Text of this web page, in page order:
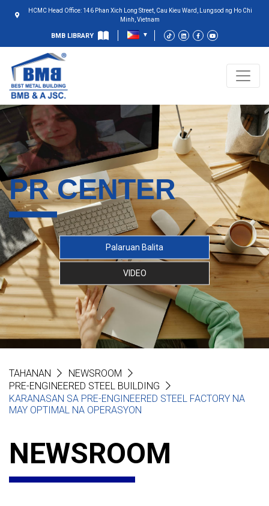
HCMC Head Office: 146 Phan Xich Long Street, Cau Kieu Ward, Lungsod ng Ho Chi
Minh, Vietnam
BMB LIBRARY
PR CENTER
Palaruan Balita
VIDEO
TAHANAN
NEWSROOM
PRE-ENGINEERED STEEL BUILDING
KARANASAN SA PRE-ENGINEERED STEEL FACTORY NA
MAY OPTIMAL NA OPERASYON
NEWSROOM